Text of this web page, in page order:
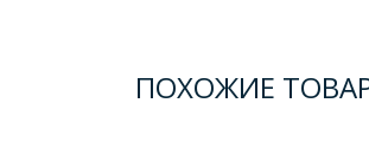
ПОХОЖИЕ